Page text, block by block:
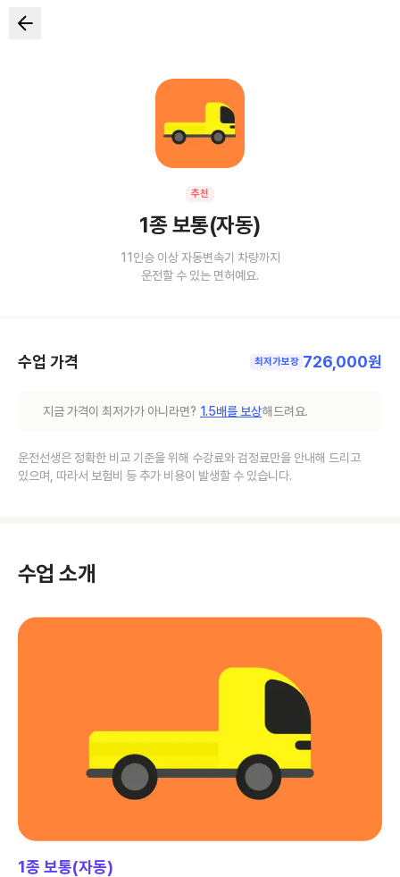
추천
1종 보통(자동)
11인승 이상 자동변속기 차량까지
운전할 수 있는 면허예요.
수업 가격 최저가보장 726,000원
지금 가격이 최저가가 아니라면? 1.5배를 보상해드려요.
운전선생은 정확한 비교 기준을 위해 수강료와 검정료만을 안내해 드리고
있으며, 따라서 보험비 등 추가 비용이 발생할 수 있습니다.
수업 소개
1종 보통(자동)